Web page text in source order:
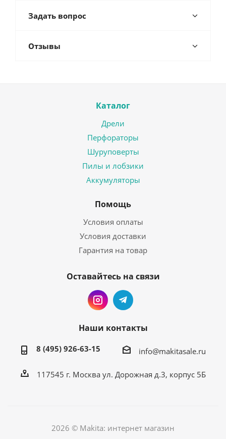
Задать вопрос
Отзывы
Каталог
Дрели
Перфораторы
Шуруповерты
Пилы и лобзики
Аккумуляторы
Помощь
Условия оплаты
Условия доставки
Гарантия на товар
Оставайтесь на связи
Наши контакты
8 (495) 926-63-15 info@makitasale.ru
117545 г. Москва ул. Дорожная д.3, корпус 5Б
2026 © Makita: интернет магазин